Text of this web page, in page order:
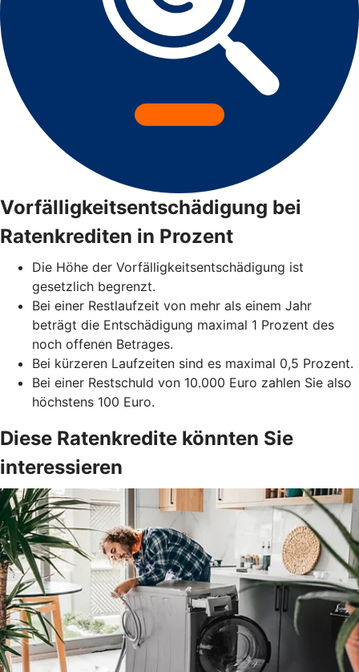
Vorfälligkeitsentschädigung bei
Ratenkrediten in Prozent
Die Höhe der Vorfälligkeitsentschädigung ist
gesetzlich begrenzt.
Bei einer Restlaufzeit von mehr als einem Jahr
beträgt die Entschädigung maximal 1 Prozent des
noch offenen Betrages.
Bei kürzeren Laufzeiten sind es maximal 0,5 Prozent.
Bei einer Restschuld von 10.000 Euro zahlen Sie also
höchstens 100 Euro.
Diese Ratenkredite könnten Sie
interessieren